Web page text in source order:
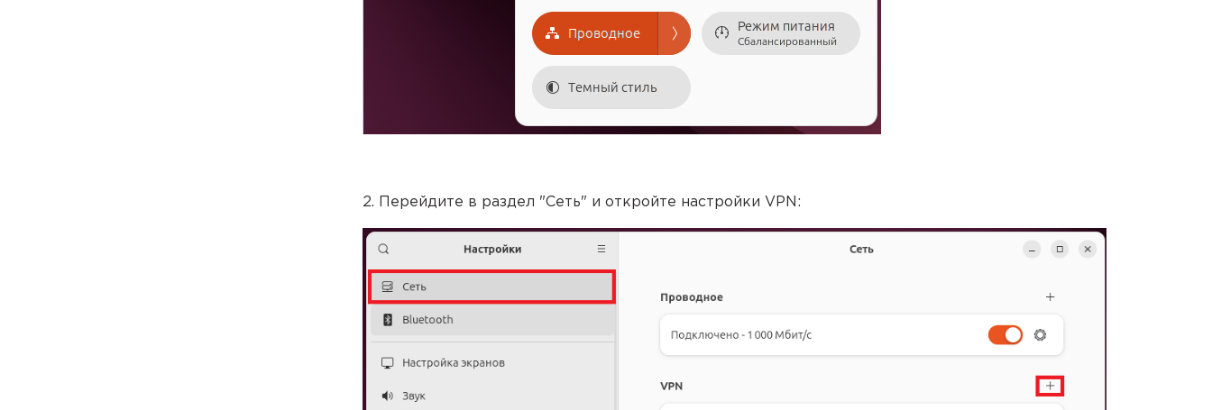
2. Перейдите в раздел "Сеть" и откройте настройки VPN: